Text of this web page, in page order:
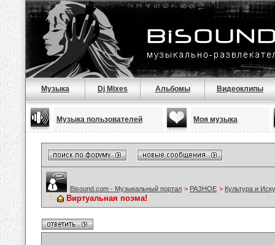
Музыка Dj Mixes Альбомы Видеоклипы
Музыка пользователей Моя музыка
Bisound.com - Музыкальный портал > РАЗНОЕ > Культура и
Виртуальная поэма!